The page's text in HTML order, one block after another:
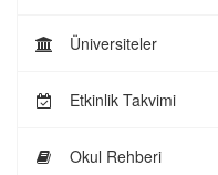
Üniversiteler
Etkinlik Takvimi
Okul Rehberi